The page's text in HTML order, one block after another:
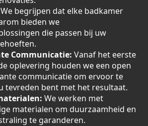
We begrijpen dat elke badkamer
bieden we
die passen bij uw
Communicatie: Vanaf het eerste
oplevering houden we een open
communicatie om ervoor te
tevreden bent met het resultaat.
We werken met
materialen om duurzaamheid en
te garanderen.